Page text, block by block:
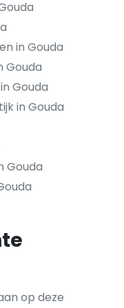
in Gouda
Gouda
Gouda
in Gouda
Gouda
op deze